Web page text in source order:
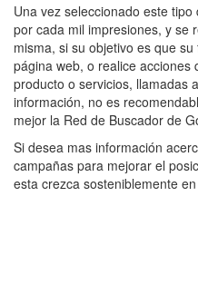
Una vez seleccionado este
por cada mil impresiones, y se
misma, si su objetivo es que
página web, o realice
producto o servicios, llamadas
información, no es
mejor la Red de Buscador de
Si desea mas información
campañas para mejorar el
esta crezca sosteniblemente